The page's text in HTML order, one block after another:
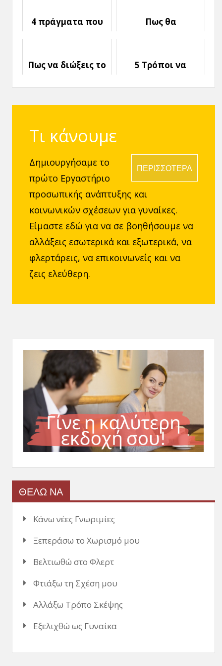
4 πράγματα που
Πως θα
Πως να διώξεις το
5 Τρόποι να
εαυτό σου του
Τι κάνουμε
ΠΕΡΙΣΣΟΤΕΡΑ
Δημιουργήσαμε το
πρώτο Εργαστήριο
προσωπικής ανάπτυξης και
κοινωνικών σχέσεων για γυναίκες.
Είμαστε εδώ για να σε βοηθήσουμε να
αλλάξεις εσωτερικά και εξωτερικά, να
φλερτάρεις, να επικοινωνείς και να
ζεις ελεύθερη.
ΘΕΛΩ ΝΑ
Κάνω νέες Γνωριμίες
Ξεπεράσω το Χωρισμό μου
Βελτιωθώ στο Φλερτ
Φτιάξω τη Σχέση μου
Αλλάξω Τρόπο Σκέψης
Εξελιχθώ ως Γυναίκα